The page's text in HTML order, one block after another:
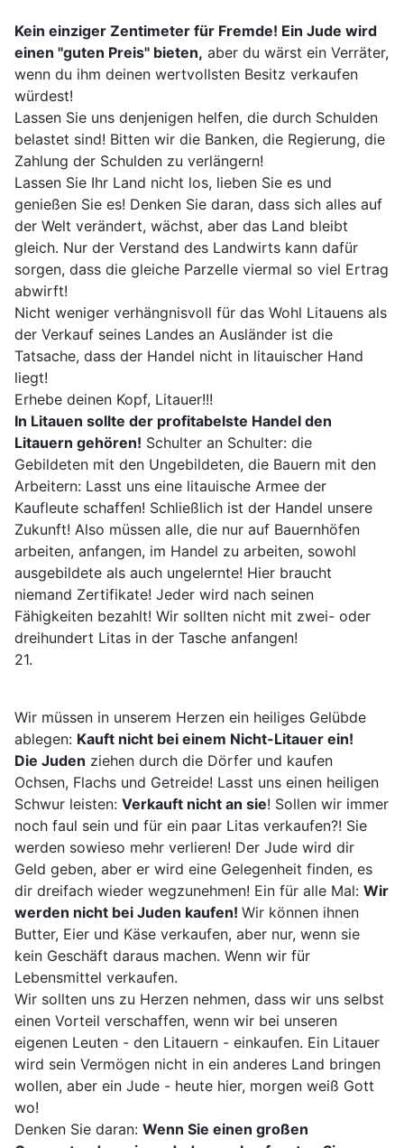
Kein einziger Zentimeter für Fremde! Ein Jude wird
einen "guten Preis" bieten, aber du wärst ein Verräter,
wenn du ihm deinen wertvollsten Besitz verkaufen
würdest!
Lassen Sie uns denjenigen helfen, die durch Schulden
belastet sind! Bitten wir die Banken, die Regierung, die
Zahlung der Schulden zu verlängern!
Lassen Sie Ihr Land nicht los, lieben Sie es und
genießen Sie es! Denken Sie daran, dass sich alles auf
der Welt verändert, wächst, aber das Land bleibt
gleich. Nur der Verstand des Landwirts kann dafür
sorgen, dass die gleiche Parzelle viermal so viel Ertrag
abwirft!
Nicht weniger verhängnisvoll für das Wohl Litauens als
der Verkauf seines Landes an Ausländer ist die
Tatsache, dass der Handel nicht in litauischer Hand
liegt!
Erhebe deinen Kopf, Litauer!!!
In Litauen sollte der profitabelste Handel den
Litauern gehören! Schulter an Schulter: die
Gebildeten mit den Ungebildeten, die Bauern mit den
Arbeitern: Lasst uns eine litauische Armee der
Kaufleute schaffen! Schließlich ist der Handel unsere
Zukunft! Also müssen alle, die nur auf Bauernhöfen
arbeiten, anfangen, im Handel zu arbeiten, sowohl
ausgebildete als auch ungelernte! Hier braucht
niemand Zertifikate! Jeder wird nach seinen
Fähigkeiten bezahlt! Wir sollten nicht mit zwei- oder
dreihundert Litas in der Tasche anfangen!
21.
Wir müssen in unserem Herzen ein heiliges Gelübde
ablegen: Kauft nicht bei einem Nicht-Litauer ein!
Die Juden ziehen durch die Dörfer und kaufen
Ochsen, Flachs und Getreide! Lasst uns einen heiligen
Schwur leisten: Verkauft nicht an sie! Sollen wir immer
noch faul sein und für ein paar Litas verkaufen?! Sie
werden sowieso mehr verlieren! Der Jude wird dir
Geld geben, aber er wird eine Gelegenheit finden, es
dir dreifach wieder wegzunehmen! Ein für alle Mal: Wir
werden nicht bei Juden kaufen! Wir können ihnen
Butter, Eier und Käse verkaufen, aber nur, wenn sie
kein Geschäft daraus machen. Wenn wir für
Lebensmittel verkaufen.
Wir sollten uns zu Herzen nehmen, dass wir uns selbst
einen Vorteil verschaffen, wenn wir bei unseren
eigenen Leuten - den Litauern - einkaufen. Ein Litauer
wird sein Vermögen nicht in ein anderes Land bringen
wollen, aber ein Jude - heute hier, morgen weiß Gott
wo!
Denken Sie daran: Wenn Sie einen großen